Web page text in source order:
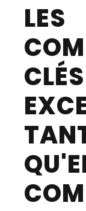
LES